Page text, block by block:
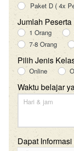
Paket D ( 4x
Jumlah Peserta
1 Orang
7-8 Orang
Pilih Jenis
Online
Waktu belajar
Dapat